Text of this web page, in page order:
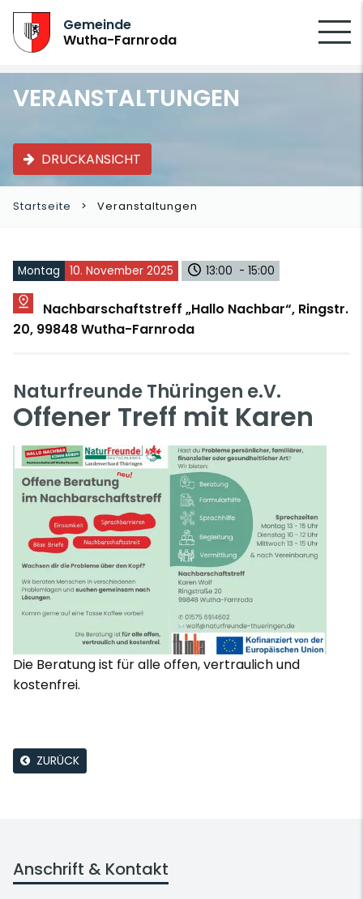
Gemeinde
Wutha-Farnroda
VERANSTALTUNGEN
DRUCKANSICHT
Startseite Veranstaltungen
Montag 10. November 2025 13:00 - 15:00
Nachbarschaftstreff „Hallo Nachbar“, Ringstr.
20, 99848 Wutha-Farnroda
Naturfreunde Thüringen e.V.
Offener Treff mit Karen
Die Beratung ist für alle offen, vertraulich und
kostenfrei.
ZURÜCK
Anschrift & Kontakt